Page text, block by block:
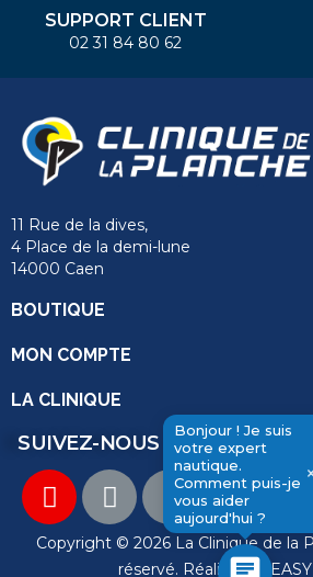
Bonjour ! Je suis
votre expert
nautique.
Comment puis-je
vous aider
aujourd'hui ?
SUPPORT CLIENT
02 31 84 80 62
11 Rue de la dives,
4 Place de la demi-lune
14000 Caen
BOUTIQUE
MON COMPTE
LA CLINIQUE
SUIVEZ-NOUS
Copyright © 2026 La Clinique de la
réservé. Réalisation